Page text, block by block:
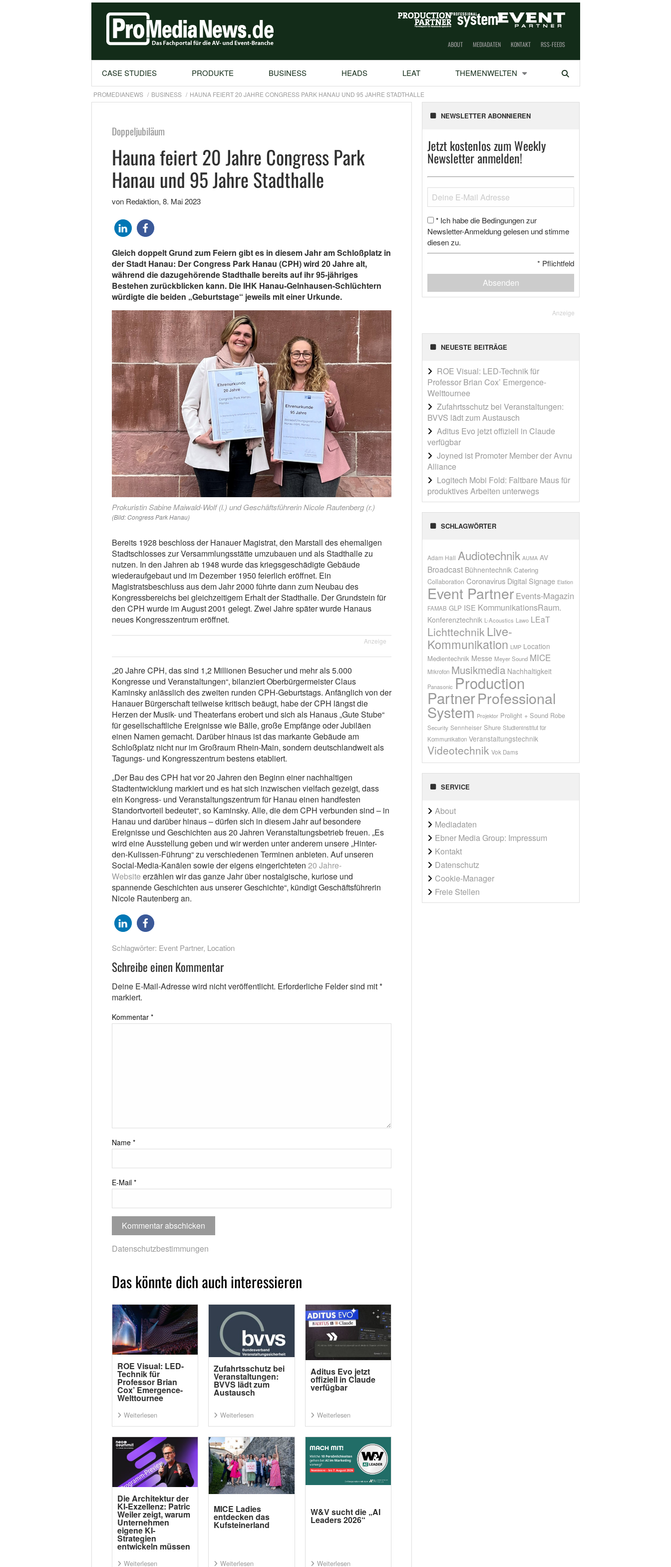
ABOUT MEDIADATEN KONTAKT RSS-FEEDS
CASE STUDIES PRODUKTE BUSINESS HEADS LEAT THEMENWELTEN Suchen
PROMEDIANEWS BUSINESS HAUNA FEIERT 20 JAHRE CONGRESS PARK HANAU UND 95 JAHRE STADTHALLE
Doppeljubiläum
Hauna feiert 20 Jahre Congress Park
Hanau und 95 Jahre Stadthalle
von Redaktion, 8. Mai 2023
Gleich doppelt Grund zum Feiern gibt es in diesem Jahr am Schloßplatz in
der Stadt Hanau: Der Congress Park Hanau (CPH) wird 20 Jahre alt,
während die dazugehörende Stadthalle bereits auf ihr 95-jähriges
Bestehen zurückblicken kann. Die IHK Hanau-Gelnhausen-Schlüchtern
würdigte die beiden „Geburtstage“ jeweils mit einer Urkunde.
Prokuristin Sabine Maiwald-Wolf (l.) und Geschäftsführerin Nicole Rautenberg (r.)
(Bild: Congress Park Hanau)
Bereits 1928 beschloss der Hanauer Magistrat, den Marstall des ehemaligen
Stadtschlosses zur Versammlungsstätte umzubauen und als Stadthalle zu
nutzen. In den Jahren ab 1948 wurde das kriegsgeschädigte Gebäude
wiederaufgebaut und im Dezember 1950 feierlich eröffnet. Ein
Magistratsbeschluss aus dem Jahr 2000 führte dann zum Neubau des
Kongressbereichs bei gleichzeitigem Erhalt der Stadthalle. Der Grundstein für
den CPH wurde im August 2001 gelegt. Zwei Jahre später wurde Hanaus
neues Kongresszentrum eröffnet.
Anzeige
„20 Jahre CPH, das sind 1,2 Millionen Besucher und mehr als 5.000
Kongresse und Veranstaltungen“, bilanziert Oberbürgermeister Claus
Kaminsky anlässlich des zweiten runden CPH-Geburtstags. Anfänglich von der
Hanauer Bürgerschaft teilweise kritisch beäugt, habe der CPH längst die
Herzen der Musik- und Theaterfans erobert und sich als Hanaus „Gute Stube“
für gesellschaftliche Ereignisse wie Bälle, große Empfänge oder Jubiläen
einen Namen gemacht. Darüber hinaus ist das markante Gebäude am
Schloßplatz nicht nur im Großraum Rhein-Main, sondern deutschlandweit als
Tagungs- und Kongresszentrum bestens etabliert.
„Der Bau des CPH hat vor 20 Jahren den Beginn einer nachhaltigen
Stadtentwicklung markiert und es hat sich inzwischen vielfach gezeigt, dass
ein Kongress- und Veranstaltungszentrum für Hanau einen handfesten
Standortvorteil bedeutet“, so Kaminsky. Alle, die dem CPH verbunden sind – in
Hanau und darüber hinaus – dürfen sich in diesem Jahr auf besondere
Ereignisse und Geschichten aus 20 Jahren Veranstaltungsbetrieb freuen. „Es
wird eine Ausstellung geben und wir werden unter anderem unsere „Hinter-
den-Kulissen-Führung“ zu verschiedenen Terminen anbieten. Auf unseren
Social-Media-Kanälen sowie der eigens eingerichteten 20 Jahre-
Website erzählen wir das ganze Jahr über nostalgische, kuriose und
spannende Geschichten aus unserer Geschichte“, kündigt Geschäftsführerin
Nicole Rautenberg an.
Schlagwörter: Event Partner, Location
Schreibe einen Kommentar
Deine E-Mail-Adresse wird nicht veröffentlicht. Erforderliche Felder sind mit*
markiert.
Kommentar *
Name *
E-Mail *
Datenschutzbestimmungen
Das könnte dich auch interessieren
ROE Visual: LED-
Technik für
Professor Brian
Cox’ Emergence-
Welttournee
Weiterlesen
Zufahrtsschutz bei
Veranstaltungen:
BVVS lädt zum
Austausch
Weiterlesen
Aditus Evo jetzt
offiziell in Claude
verfügbar
Weiterlesen
Die Architektur der
KI-Exzellenz: Patric
Weiler zeigt, warum
Unternehmen
eigene KI-
Strategien
entwickeln müssen
Weiterlesen
MICE Ladies
entdecken das
Kufsteinerland
Weiterlesen
W&V sucht die „AI
Leaders 2026“
Weiterlesen
NEWSLETTER ABONNIEREN
Jetzt kostenlos zum Weekly
Newsletter anmelden!
* Ich habe die Bedingungen zur
Newsletter-Anmeldung gelesen und stimme
diesen zu.
* Pflichtfeld
Absenden
Anzeige
NEUESTE BEITRÄGE
ROE Visual: LED-Technik für
Professor Brian Cox’ Emergence-
Welttournee
Zufahrtsschutz bei Veranstaltungen:
BVVS lädt zum Austausch
Aditus Evo jetzt offiziell in Claude
verfügbar
Joyned ist Promoter Member der Avnu
Alliance
Logitech Mobi Fold: Faltbare Maus für
produktives Arbeiten unterwegs
SCHLAGWÖRTER
Adam Hall Audiotechnik AUMA AV
Broadcast Bühnentechnik Catering
Collaboration Coronavirus Digital Signage Elation
Event Partner Events-Magazin
FAMAB GLP ISE KommunikationsRaum.
Konferenztechnik L-Acoustics Lawo LEaT
Lichttechnik Live-
Kommunikation LMP Location
Medientechnik Messe Meyer Sound MICE
Mikrofon Musikmedia Nachhaltigkeit
Panasonic Production
PartnerProfessional
System Projektor Prolight + Sound Robe
Security Sennheiser Shure Studieninstitut für
Kommunikation Veranstaltungstechnik
Videotechnik Vok Dams
SERVICE
About
Mediadaten
Ebner Media Group: Impressum
Kontakt
Datenschutz
Cookie-Manager
Freie Stellen